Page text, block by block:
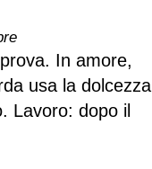
In amore,
usa la dolcezza
Lavoro: dopo il